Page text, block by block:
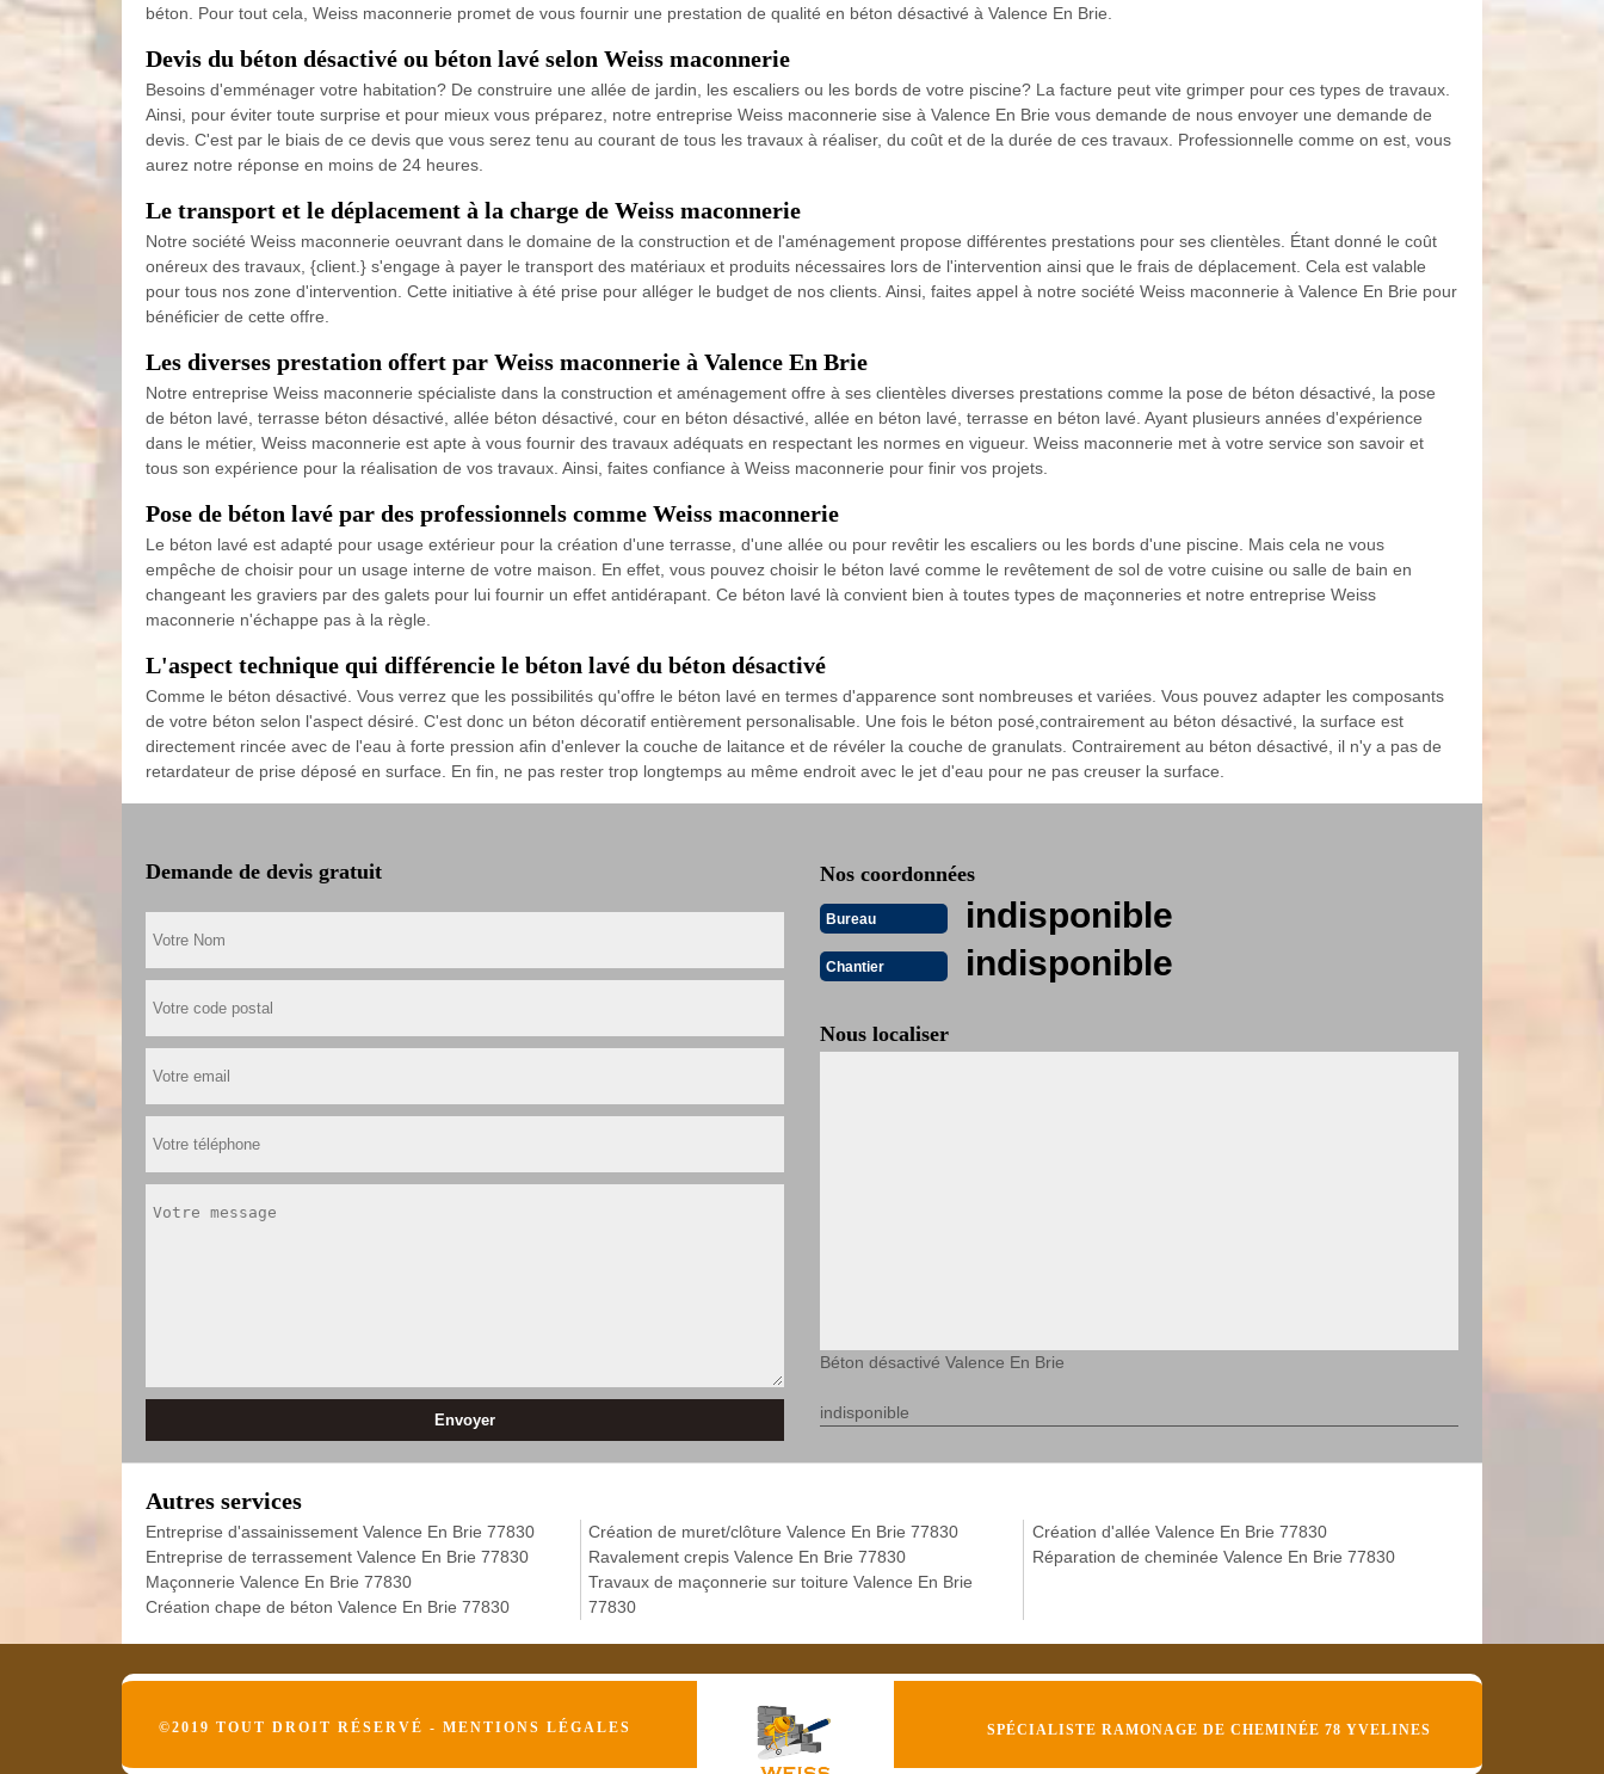
béton. Pour tout cela, Weiss maconnerie promet de vous fournir une prestation de qualité en béton désactivé à Valence En Brie.
Devis du béton désactivé ou béton lavé selon Weiss maconnerie
Besoins d'emménager votre habitation? De construire une allée de jardin, les escaliers ou les bords de votre piscine? La facture peut vite grimper pour ces types de travaux.
Ainsi, pour éviter toute surprise et pour mieux vous préparez, notre entreprise Weiss maconnerie sise à Valence En Brie vous demande de nous envoyer une demande de
devis. C'est par le biais de ce devis que vous serez tenu au courant de tous les travaux à réaliser, du coût et de la durée de ces travaux. Professionnelle comme on est, vous
aurez notre réponse en moins de 24 heures.
Le transport et le déplacement à la charge de Weiss maconnerie
Notre société Weiss maconnerie oeuvrant dans le domaine de la construction et de l'aménagement propose différentes prestations pour ses clientèles. Étant donné le coût
onéreux des travaux, {client.} s'engage à payer le transport des matériaux et produits nécessaires lors de l'intervention ainsi que le frais de déplacement. Cela est valable
pour tous nos zone d'intervention. Cette initiative à été prise pour alléger le budget de nos clients. Ainsi, faites appel à notre société Weiss maconnerie à Valence En Brie pour
bénéficier de cette offre.
Les diverses prestation offert par Weiss maconnerie à Valence En Brie
Notre entreprise Weiss maconnerie spécialiste dans la construction et aménagement offre à ses clientèles diverses prestations comme la pose de béton désactivé, la pose
de béton lavé, terrasse béton désactivé, allée béton désactivé, cour en béton désactivé, allée en béton lavé, terrasse en béton lavé. Ayant plusieurs années d'expérience
dans le métier, Weiss maconnerie est apte à vous fournir des travaux adéquats en respectant les normes en vigueur. Weiss maconnerie met à votre service son savoir et
tous son expérience pour la réalisation de vos travaux. Ainsi, faites confiance à Weiss maconnerie pour finir vos projets.
Pose de béton lavé par des professionnels comme Weiss maconnerie
Le béton lavé est adapté pour usage extérieur pour la création d'une terrasse, d'une allée ou pour revêtir les escaliers ou les bords d'une piscine. Mais cela ne vous
empêche de choisir pour un usage interne de votre maison. En effet, vous pouvez choisir le béton lavé comme le revêtement de sol de votre cuisine ou salle de bain en
changeant les graviers par des galets pour lui fournir un effet antidérapant. Ce béton lavé là convient bien à toutes types de maçonneries et notre entreprise Weiss
maconnerie n'échappe pas à la règle.
L'aspect technique qui différencie le béton lavé du béton désactivé
Comme le béton désactivé. Vous verrez que les possibilités qu'offre le béton lavé en termes d'apparence sont nombreuses et variées. Vous pouvez adapter les composants
de votre béton selon l'aspect désiré. C'est donc un béton décoratif entièrement personalisable. Une fois le béton posé,contrairement au béton désactivé, la surface est
directement rincée avec de l'eau à forte pression afin d'enlever la couche de laitance et de révéler la couche de granulats. Contrairement au béton désactivé, il n'y a pas de
retardateur de prise déposé en surface. En fin, ne pas rester trop longtemps au même endroit avec le jet d'eau pour ne pas creuser la surface.
Demande de devis gratuit Nos coordonnées
Bureau indisponible
Chantier indisponible
Nous localiser
Béton désactivé Valence En Brie
indisponible
Autres services
Entreprise d'assainissement Valence En Brie 77830
Entreprise de terrassement Valence En Brie 77830
Maçonnerie Valence En Brie 77830
Création chape de béton Valence En Brie 77830
Création de muret/clôture Valence En Brie 77830
Ravalement crepis Valence En Brie 77830
Travaux de maçonnerie sur toiture Valence En Brie
77830
Création d'allée Valence En Brie 77830
Réparation de cheminée Valence En Brie 77830
©2019 TOUT DROIT RÉSERVÉ - MENTIONS LÉGALES SPÉCIALISTE RAMONAGE DE CHEMINÉE 78 YVELINES